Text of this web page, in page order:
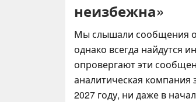
неизбежна»
Мы слышали сообщения о
однако всегда найдутся
опровергают эти
аналитическая компания
2027 году, ни даже в